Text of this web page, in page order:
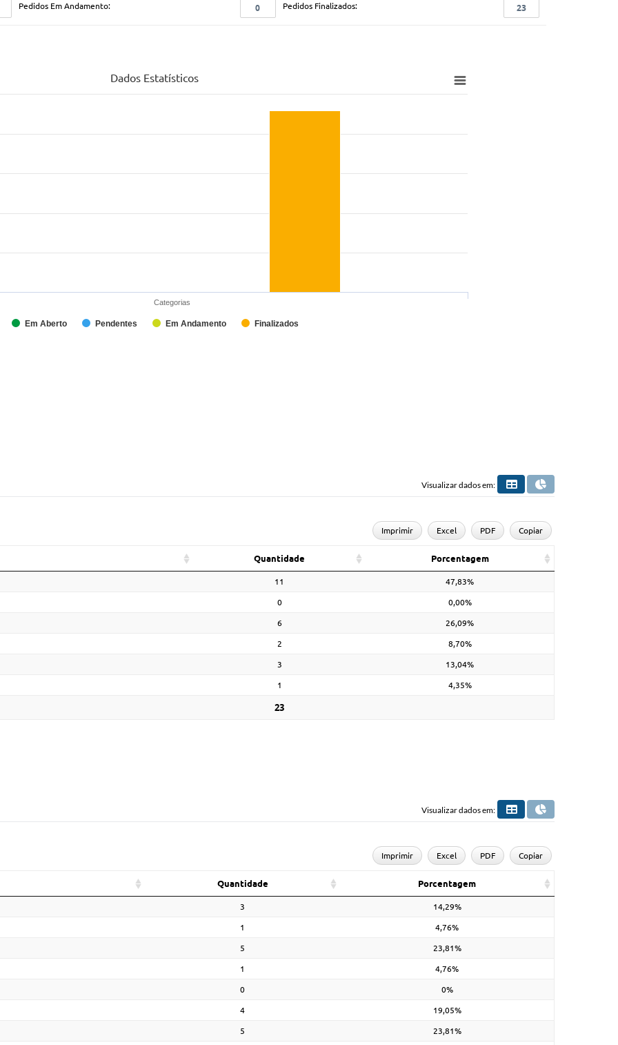
Pedidos Em Andamento: 0 Pedidos Finalizados: 23
Dados Estatísticos
Em Aberto Pendentes Em Andamento Finalizados
Categorias
Visualizar dados em:
Imprimir Excel PDF Copiar
Quantidade Porcentagem
11 47,83%
0 0,00%
6 26,09%
2 8,70%
3 13,04%
1 4,35%
23
Visualizar dados em:
Imprimir Excel PDF Copiar
Quantidade Porcentagem
3 14,29%
1 4,76%
5 23,81%
1 4,76%
0 0%
4 19,05%
5 23,81%